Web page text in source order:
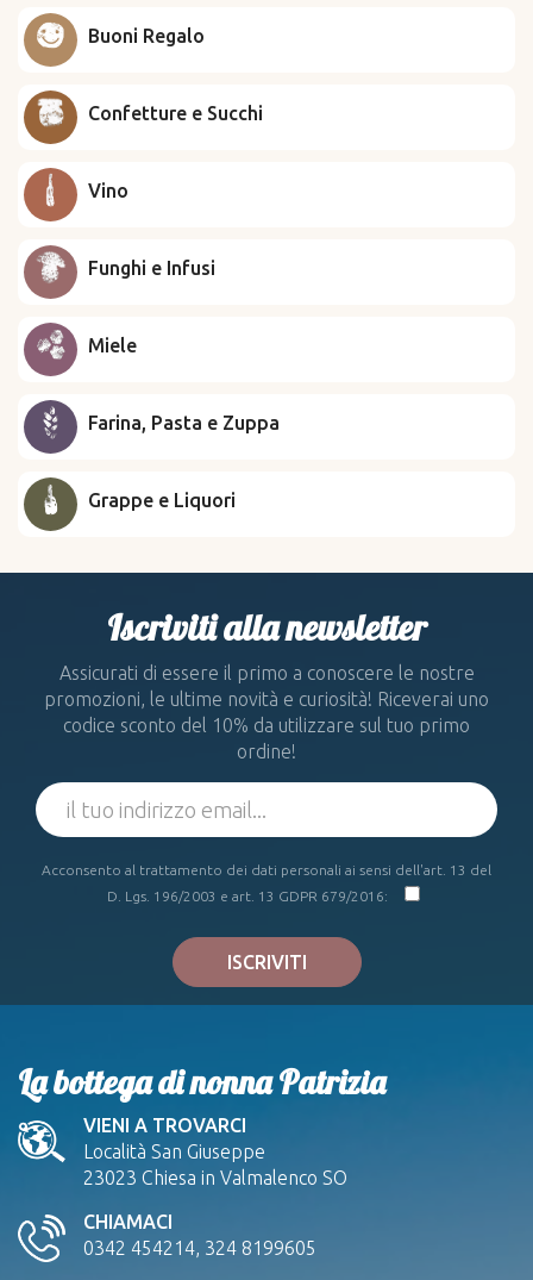
Buoni Regalo
Confetture e Succhi
Vino
Funghi e Infusi
Miele
Farina, Pasta e Zuppa
Grappe e Liquori
Iscriviti alla newsletter
Assicurati di essere il primo a conoscere le nostre
promozioni, le ultime novità e curiosità! Riceverai uno
codice sconto del 10% da utilizzare sul tuo primo
ordine!
Acconsento al trattamento dei dati personali ai sensi dell'art. 13 del
D. Lgs. 196/2003 e art. 13 GDPR 679/2016:
ISCRIVITI
La bottega di nonna Patrizia
VIENI A TROVARCI
Località San Giuseppe
23023 Chiesa in Valmalenco SO
CHIAMACI
0342 454214, 324 8199605